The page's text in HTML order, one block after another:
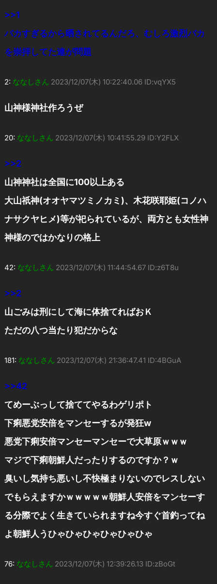
>>1
バカすぎるから晒されてるんだろ、むしろ激烈バカ
を崇拝してた連が問題
2: ななしさん 2023/12/07(木) 10:22:40.06 ID:vqYX5
山神様神社作ろうぜ
20: ななしさん 2023/12/07(木) 10:41:55.29 ID:Y2FLX
>>2
山神神社は全国に100以上ある
大山祇神(オオヤマツミノカミ)、木花咲耶姫(コノハ
ナサクヤヒメ)等が祀られているが、両方とも女性神
神様のではかなりの格上
42: ななしさん 2023/12/07(木) 11:44:54.67 ID:z6T8u
>>2
山ごみは刑にして海に体捨てればおＫ
ただの八つ当たり犯だからな
181: ななしさん 2023/12/07(木) 21:36:47.41 ID:4BGuA
>>42
てめーぶっして捨ててやるわゲリポト
下痢悪党安倍をマンセーするが発狂w
悪党下痢安倍マンセーマンセーで大草原ｗｗｗ
マジで下痢朝鮮人だったりするのですか？ｗ
臭いし気持ち悪いし不快極まりないのでレスしない
でもらえますかｗｗｗｗｗ朝鮮人安倍をマンセーす
る分際でよく生きていられますね今すぐ首釣ってね
よ朝鮮人うひゃひゃひゃひゃひゃひゃ
76: ななしさん 2023/12/07(木) 12:39:26.13 ID:zBoGt